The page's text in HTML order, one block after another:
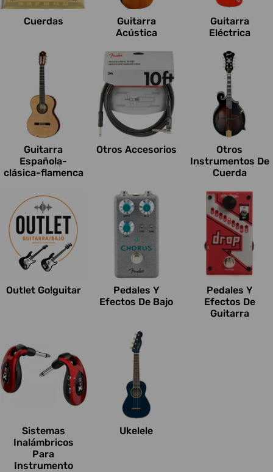
Cuerdas
Guitarra
Acústica
Guitarra
Eléctrica
Guitarra
Española-
clásica-flamenca
Otros Accesorios
Otros
Instrumentos De
Cuerda
Outlet Go!guitar
Pedales Y
Efectos De Bajo
Pedales Y
Efectos De
Guitarra
Sistemas
Inalámbricos
Para
Instrumento
Ukelele